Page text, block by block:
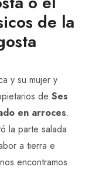
de la
y su mujer y
de Ses
en arroces.
la parte salada
a tierra e
encontramos.